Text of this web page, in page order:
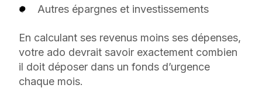
Autres épargnes et investissements
En calculant ses revenus moins ses dépenses,
votre ado devrait savoir exactement combien
il doit déposer dans un fonds d’urgence
chaque mois.